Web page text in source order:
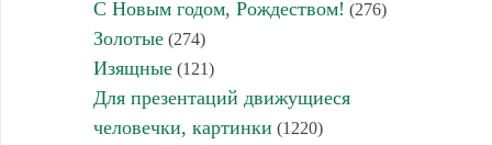
С Новым годом, Рождеством! (276)
Золотые(274)
Изящные(121)
Для презентаций движущиеся
человечки, картинки (1220)